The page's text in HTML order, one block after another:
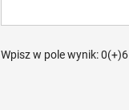
Wpisz w pole wynik: 0(+)6